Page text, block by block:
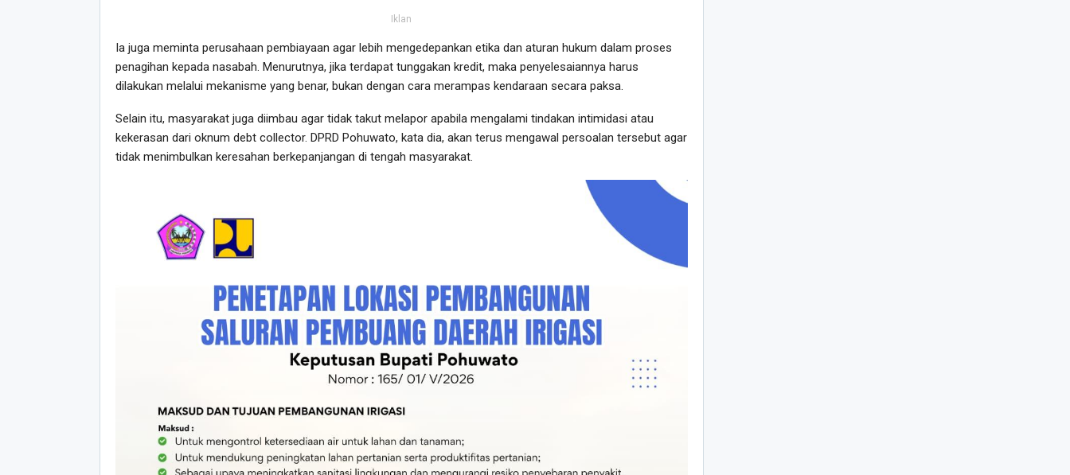
Iklan
Ia juga meminta perusahaan pembiayaan agar lebih mengedepankan etika dan aturan hukum dalam proses
penagihan kepada nasabah. Menurutnya, jika terdapat tunggakan kredit, maka penyelesaiannya harus
dilakukan melalui mekanisme yang benar, bukan dengan cara merampas kendaraan secara paksa.
Selain itu, masyarakat juga diimbau agar tidak takut melapor apabila mengalami tindakan intimidasi atau
kekerasan dari oknum debt collector. DPRD Pohuwato, kata dia, akan terus mengawal persoalan tersebut agar
tidak menimbulkan keresahan berkepanjangan di tengah masyarakat.